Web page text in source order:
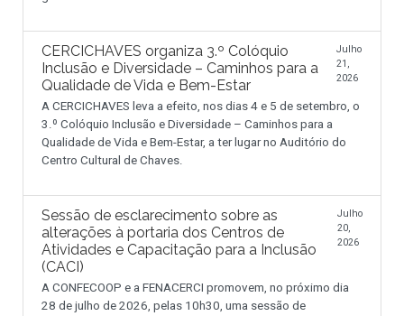
CERCICHAVES organiza 3.º Colóquio
Inclusão e Diversidade – Caminhos para a
Qualidade de Vida e Bem-Estar
Julho
21,
2026
A CERCICHAVES leva a efeito, nos dias 4 e 5 de setembro, o
3.º Colóquio Inclusão e Diversidade – Caminhos para a
Qualidade de Vida e Bem-Estar, a ter lugar no Auditório do
Centro Cultural de Chaves.
Sessão de esclarecimento sobre as
alterações à portaria dos Centros de
Atividades e Capacitação para a Inclusão
(CACI)
Julho
20,
2026
A CONFECOOP e a FENACERCI promovem, no próximo dia
28 de julho de 2026, pelas 10h30, uma sessão de